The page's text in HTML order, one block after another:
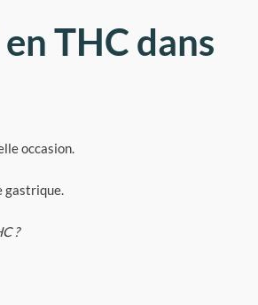
THC dans
occasion.
gastrique.
?